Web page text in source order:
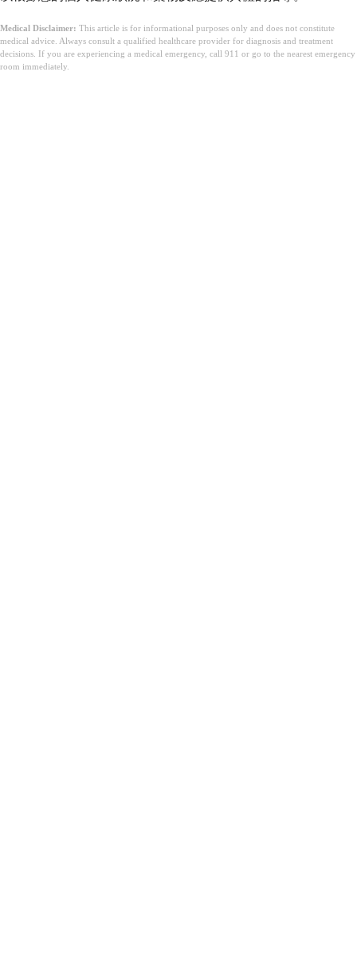
Medical Disclaimer: This article is for informational purposes only and does not constitute
medical advice. Always consult a qualified healthcare provider for diagnosis and treatment
decisions. If you are experiencing a medical emergency, call 911 or go to the nearest emergency
room immediately.